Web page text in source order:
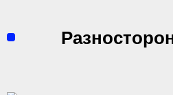
содержимому